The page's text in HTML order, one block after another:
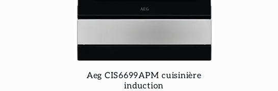
Aeg CIS6699APM cuisinière
induction